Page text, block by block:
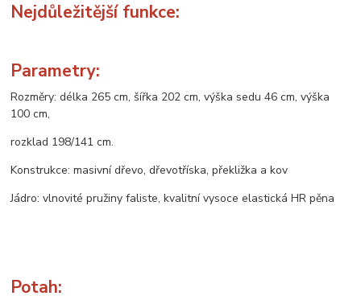
Nejdůležitější funkce:
Parametry:
Rozměry: délka 265 cm, šířka 202 cm, výška sedu 46 cm, výška
100 cm,
rozklad 198/141 cm.
Konstrukce: masivní dřevo, dřevotříska, překližka a kov
Jádro: vlnovité pružiny faliste, kvalitní vysoce elastická HR pěna
Potah: